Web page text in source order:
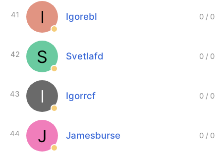
41 I Igorebl 0 / 0
42 S Svetlafd 0 / 0
43 I Igorrcf 0 / 0
44 J Jamesburse 0 / 0